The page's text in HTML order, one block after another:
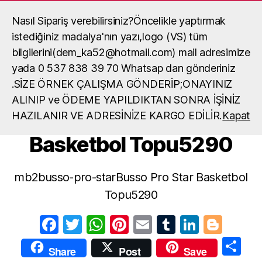
Nasıl Sipariş verebilirsiniz?Öncelikle yaptırmak
istediğiniz madalya'nın yazı,logo (VS) tüm
bilgilerini(dem_ka52@hotmail.com) mail adresimize
yada 0 537 838 39 70 Whatsap dan gönderiniz
.SİZE ÖRNEK ÇALIŞMA GÖNDERİP;ONAYINIZ
ALINIP ve ÖDEME YAPILDIKTAN SONRA İŞİNİZ
HAZILANIR VE ADRESİNİZE KARGO EDİLİR.Kapat
Madalya, madalya yaptırma, okul
madalya örneği
mb2busso-pro-
starBusso Pro Star
Basketbol Topu5290
mb2busso-pro-starBusso Pro Star Basketbol
Topu5290
F
a
T
w
W
h
Pi
nt
E
m
T
u
Li
n o
Share Post Save